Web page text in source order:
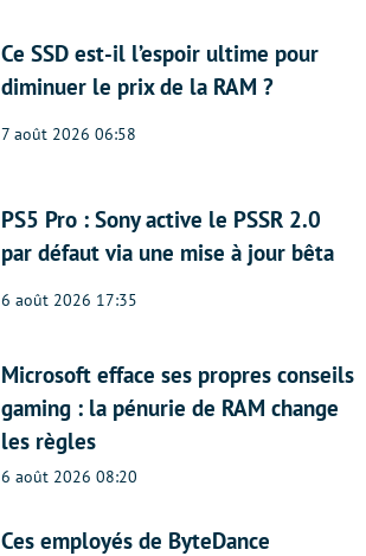
Ce SSD est-il l’espoir ultime pour
diminuer le prix de la RAM ?
7 août 2026 06:58
PS5 Pro : Sony active le PSSR 2.0
par défaut via une mise à jour bêta
6 août 2026 17:35
Microsoft efface ses propres conseils
gaming : la pénurie de RAM change
les règles
6 août 2026 08:20
Ces employés de ByteDance